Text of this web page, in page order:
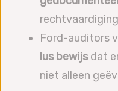
Ford-auditors
lus bewijsdat
niet alleen